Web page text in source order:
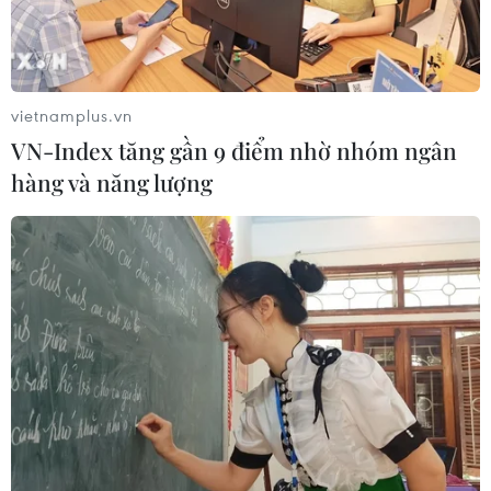
thông tấn báo chí, các tổ chức chính trị-xã hội
đẩy mạnh tuyên truyền, phổ biến pháp luật an
toàn giao thông, hướng dẫn kỹ năng tham gia
giao thông an toàn, đặc biệt là trên đường cao
tốc; thường xuyên cập nhật để thông tin kịp thời
về tình hình tai nạn giao thông, ùn tắc giao
thông, các thông tin hỗ trợ hướng dẫn nhân dân
đi lại trong dịp nghỉ Tết, cảnh báo các khu vực
có nguy cơ cao xảy ra tai nạn giao thông đường
bộ, đường ngang qua đường sắt, đường thủy nội
địa, các tuyến giao thông chính, đầu mối giao
thông trọng điểm, các khu vực tổ chức các sự
kiện, lễ hội.
Các cơ quan thông tấn, báo chí thông tin về
phương án tổ chức, phân luồng giao thông,
vietnamplus.vn
VN-Index tăng gần 9 điểm nhờ nhóm ngân
hàng và năng lượng